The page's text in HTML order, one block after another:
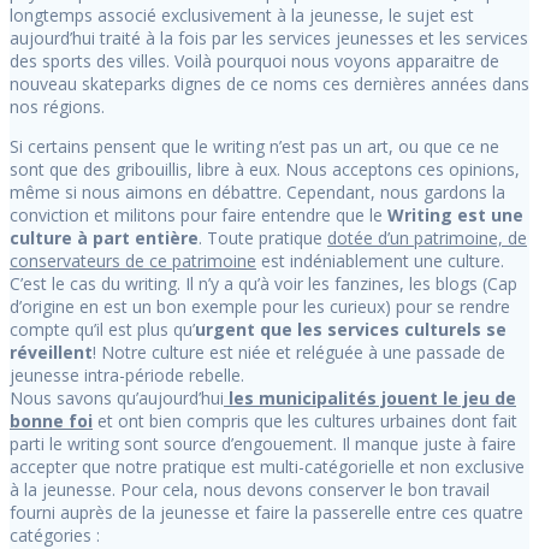
longtemps associé exclusivement à la jeunesse, le sujet est
aujourd’hui traité à la fois par les services jeunesses et les services
des sports des villes. Voilà pourquoi nous voyons apparaitre de
nouveau skateparks dignes de ce noms ces dernières années dans
nos régions.
Si certains pensent que le writing n’est pas un art, ou que ce ne
sont que des gribouillis, libre à eux. Nous acceptons ces opinions,
même si nous aimons en débattre. Cependant, nous gardons la
conviction et militons pour faire entendre que le Writing est une
culture à part entière. Toute pratique dotée d’un patrimoine, de
conservateurs de ce patrimoine est indéniablement une culture.
C’est le cas du writing. Il n’y a qu’à voir les fanzines, les blogs (Cap
d’origine en est un bon exemple pour les curieux) pour se rendre
compte qu’il est plus qu’urgent que les services culturels se
réveillent! Notre culture est niée et reléguée à une passade de
jeunesse intra-période rebelle.
Nous savons qu’aujourd’hui les municipalités jouent le jeu de
bonne foi et ont bien compris que les cultures urbaines dont fait
parti le writing sont source d’engouement. Il manque juste à faire
accepter que notre pratique est multi-catégorielle et non exclusive
à la jeunesse. Pour cela, nous devons conserver le bon travail
fourni auprès de la jeunesse et faire la passerelle entre ces quatre
catégories :